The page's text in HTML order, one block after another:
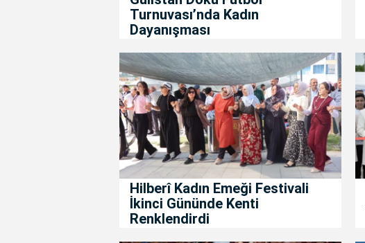
Turnuvası’nda Kadın
Dayanışması
Hilberî Kadın Emeği Festivali
İkinci Gününde Kenti
Renklendirdi